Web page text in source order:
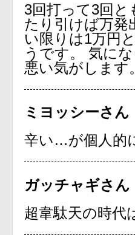
3回打って3回
たり引けば万発
い限りは1万円
うです。 気に
悪い気がします。
ミヨッシーさん
辛い…が個人的
ガッチャギさん
超韋駄天の時代